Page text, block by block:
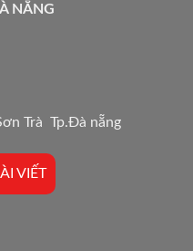
NẴNG
Trà Tp.Đà nẵng
VIẾT